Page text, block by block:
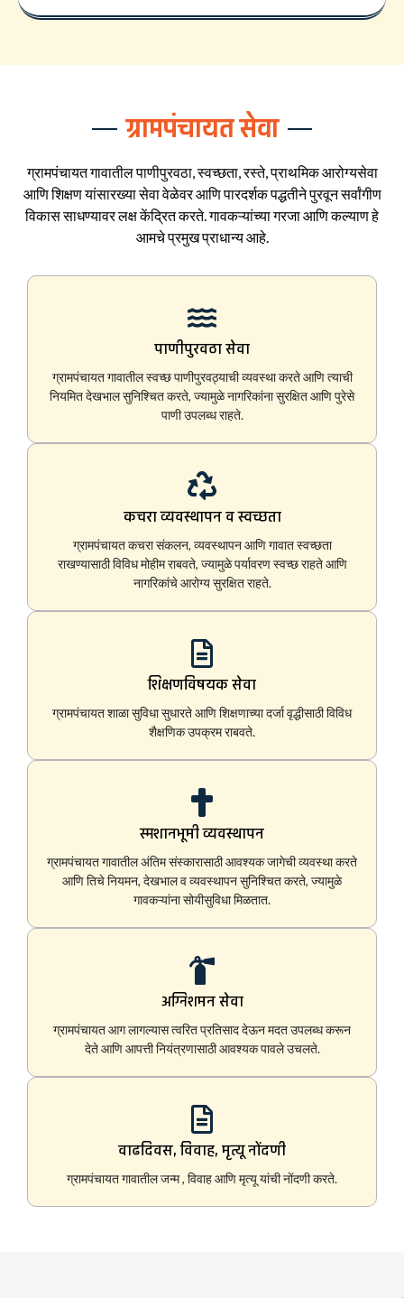
ग्रामपंचायत सेवा
ग्रामपंचायत गावातील पाणीपुरवठा, स्वच्छता, रस्ते, प्राथमिक आरोग्यसेवा
आणि शिक्षण यांसारख्या सेवा वेळेवर आणि पारदर्शक पद्धतीने पुरवून सर्वांगीण
विकास साधण्यावर लक्ष केंद्रित करते. गावकऱ्यांच्या गरजा आणि कल्याण हे
आमचे प्रमुख प्राधान्य आहे.
पाणीपुरवठा सेवा
ग्रामपंचायत गावातील स्वच्छ पाणीपुरवठ्याची व्यवस्था करते आणि त्याची
नियमित देखभाल सुनिश्चित करते, ज्यामुळे नागरिकांना सुरक्षित आणि पुरेसे
पाणी उपलब्ध राहते.
कचरा व्यवस्थापन व स्वच्छता
ग्रामपंचायत कचरा संकलन, व्यवस्थापन आणि गावात स्वच्छता
राखण्यासाठी विविध मोहीम राबवते, ज्यामुळे पर्यावरण स्वच्छ राहते आणि
नागरिकांचे आरोग्य सुरक्षित राहते.
शिक्षणविषयक सेवा
ग्रामपंचायत शाळा सुविधा सुधारते आणि शिक्षणाच्या दर्जा वृद्धीसाठी विविध
शैक्षणिक उपक्रम राबवते.
स्मशानभूमी व्यवस्थापन
ग्रामपंचायत गावातील अंतिम संस्कारासाठी आवश्यक जागेची व्यवस्था करते
आणि तिचे नियमन, देखभाल व व्यवस्थापन सुनिश्चित करते, ज्यामुळे
गावकऱ्यांना सोयीसुविधा मिळतात.
अग्निशमन सेवा
ग्रामपंचायत आग लागल्यास त्वरित प्रतिसाद देऊन मदत उपलब्ध करून
देते आणि आपत्ती नियंत्रणासाठी आवश्यक पावले उचलते.
वाढदिवस, विवाह, मृत्यू नोंदणी
ग्रामपंचायत गावातील जन्म , विवाह आणि मृत्यू यांची नोंदणी करते.